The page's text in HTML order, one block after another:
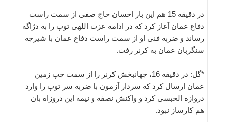
در دقیقه 15 هم این بار احسان حاج صفی از سمت راست
دفاع عمان آغاز کرد که در ادامه عزت اللهی توپ را به دژاگه
رساند و ضربه فنی او از سمت راست دفاع عمان با شیرجه
سنگربان عمان به کرنر رفت.
*گل: در دقیقه 16، جهانبخش کرنر را از سمت چپ زمین
عمان ارسال کرد که سردار آزمون با ضربه سر توپ را وارد
دروازه الحبسی کرد و واکنش نصفه و نیمه این دروزاه بان
هم کارساز نبود.